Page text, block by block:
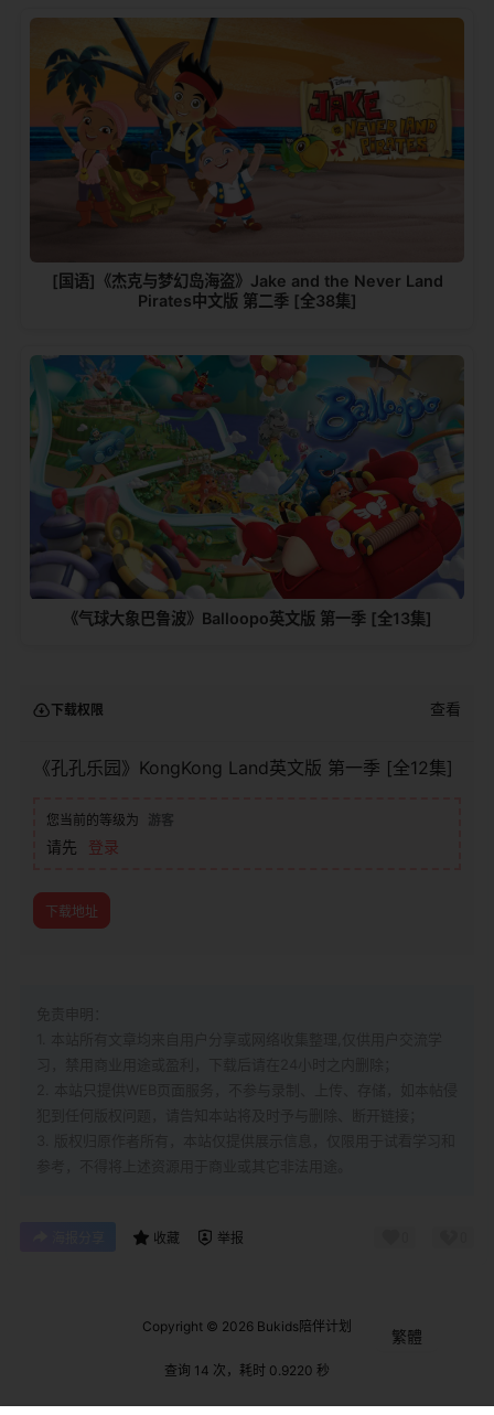
[国语]《杰克与梦幻岛海盗》Jake and the Never Land
Pirates中文版 第二季 [全38集]
《气球大象巴鲁波》Balloopo英文版 第一季 [全13集]
下载权限 查看
《孔孔乐园》KongKong Land英文版 第一季 [全12集]
您当前的等级为 游客
请先 登录
下载地址
收藏 举报
Copyright © 2026 Bukids陪伴计划
查询 14 次，耗时 0.9220 秒
繁體